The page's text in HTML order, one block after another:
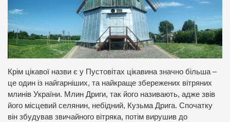
Крім цікавої назви є у Пустовітах цікавина значно більша –
це один із найгарніших, та найкраще збережених вітряних
млинів України. Млин Дриги, так його називають, адже звів
його місцевий селянин, небідний, Кузьма Дрига. Спочатку
він збудував звичайного вітряка, потім вирушив до